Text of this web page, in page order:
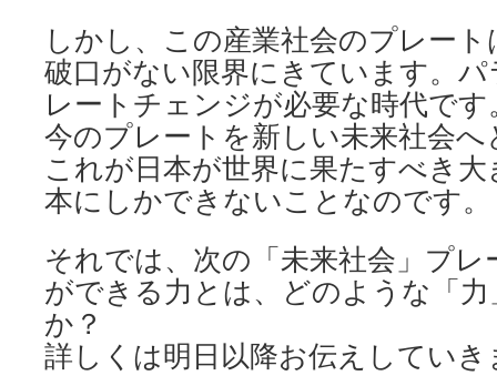
しかし、この産業社会のプレー
破口がない限界にきています。
レートチェンジが必要な時代です
今のプレートを新しい未来社会
これが日本が世界に果たすべき
本にしかできないことなのです。
それでは、次の「未来社会」プ
ができる力とは、どのような「
か？
詳しくは明日以降お伝えしていき